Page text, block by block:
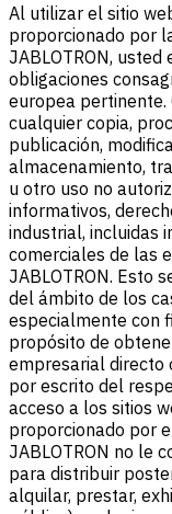
Al utilizar el sitio
proporcionado por
JABLOTRON,
obligaciones
europea
cualquier copia,
publicación,
almacenamiento,
u otro uso no
informativos,
industrial, incluidas
comerciales de las
JABLOTRON. Esto
del ámbito de los
especialmente con
propósito de
empresarial directo
por escrito del
acceso a los sitios
proporcionado por
JABLOTRON no le
para distribuir
alquilar, prestar,